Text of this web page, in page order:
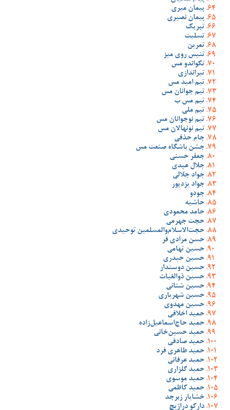
پیمان میری
پیمان نصیری
تبریک
تسلیت
تمرین
تنیس روی میز
تکواندو مس
تیراندازی
تیم امید مس
تیم جوانان مس
تیم مس ب
تیم ملی
تیم نوجوانان مس
تیم نونهالان مس
جام حذفی
جشن باشگاه صنعت مس
جعفر حسنی
جلال عبدی
جواد جلالی
جواد یزدپور
جودو
حاشیه
حامد محمودی
حجت جهرمی
حجت‌الاسلام‌والمسلمین توحیدی
حسن مرادی فر
حسین تهامی
حسین حیدری
حسین دوستدار
حسین ذوالغیاث
حسین شنانی
حسین شهریاری
حسین مهدوی
حمید اخلاقی
حمید حاج‌اسماعیل‌زاده
حمید حسین‌خانی
حمید صادقی
حمید طاهری فرد
حمید عرفانی
حمید گلزاری
حمید موسوی
حمید کاظمی
خشایار زبرجد
دارکو دراژیچ